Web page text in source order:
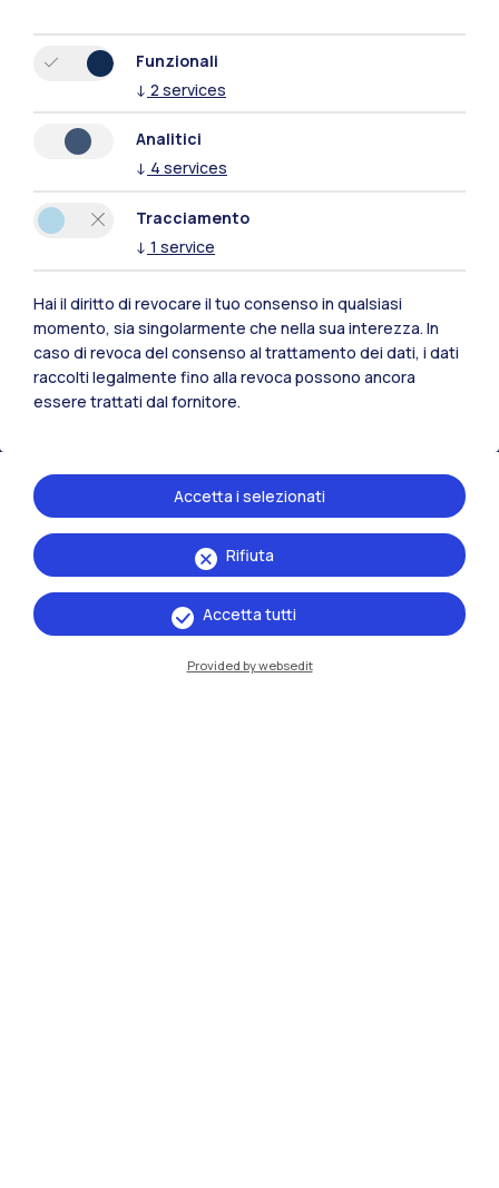
Polimi Community
Tutti i siti dell’ecosistema
Residenze Frontiere
Funzionali
↓ 2 services
Analitici
↓ 4 services
Tracciamento
↓ 1 service
Hai il diritto di revocare il tuo consenso in qualsiasi
momento, sia singolarmente che nella sua interezza. In
caso di revoca del consenso al trattamento dei dati, i dati
raccolti legalmente fino alla revoca possono ancora
essere trattati dal fornitore.
Rifiuta
Accetta i selezionati
Accetta tutti
Provided by websedit